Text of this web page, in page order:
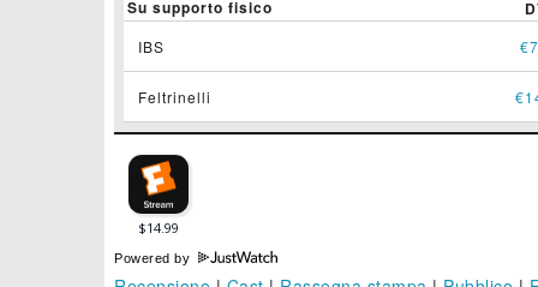
Su supporto fisico
IBS
Feltrinelli
Powered by